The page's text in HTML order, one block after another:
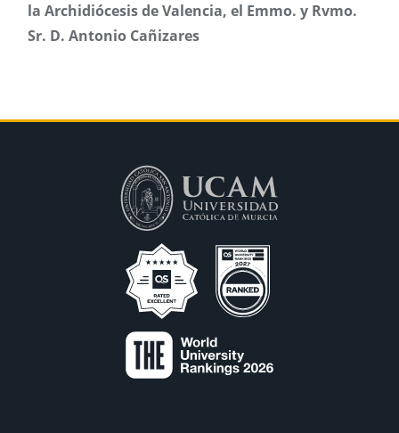
la Archidiócesis de Valencia, el Emmo. y Rvmo.
Sr. D. Antonio Cañizares